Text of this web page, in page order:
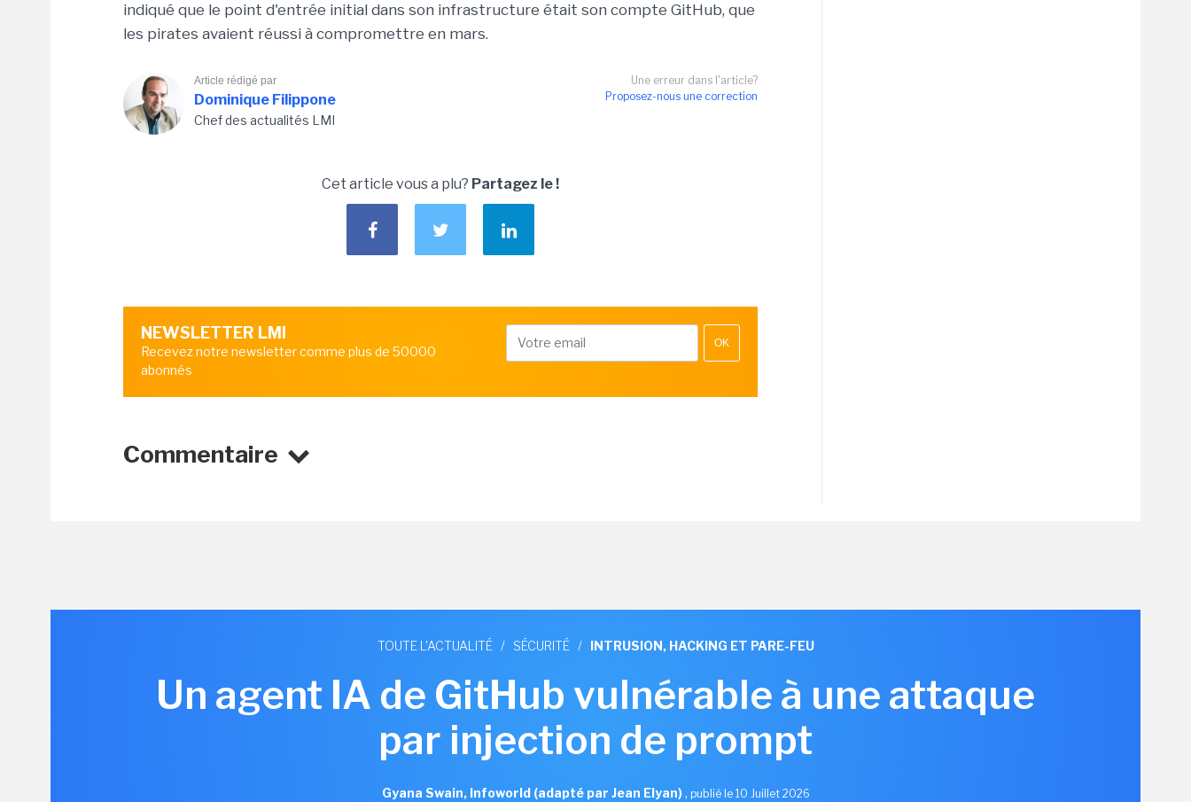
indiqué que le point d'entrée initial dans son infrastructure était son compte GitHub, que
les pirates avaient réussi à compromettre en mars.
Une erreur dans l'article?
Proposez-nous une correction
Article rédigé par
Dominique Filippone
Chef des actualités LMI
Cet article vous a plu? Partagez le !
NEWSLETTER LMI
Recevez notre newsletter comme plus de 50000
abonnés
OK
Commentaire
TOUTE L'ACTUALITÉ / SÉCURITÉ / INTRUSION, HACKING ET PARE-FEU
Un agent IA de GitHub vulnérable à une attaque
par injection de prompt
Gyana Swain, Infoworld (adapté par Jean Elyan), publié le 10 Juillet 2026